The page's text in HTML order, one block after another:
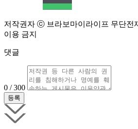
저작권자 ⓒ 브라보마이라이프 무단전
이용 금지
댓글
0 / 300